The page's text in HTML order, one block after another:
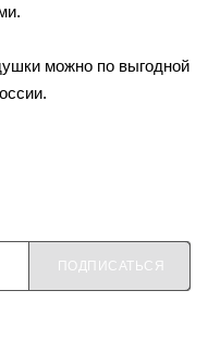
можно по выгодной
ПОДПИСАТЬСЯ